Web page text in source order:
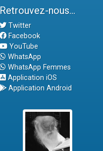
Retrouvez-nous...
Twitter
Facebook
YouTube
WhatsApp
WhatsApp Femmes
Application iOS
Application Android